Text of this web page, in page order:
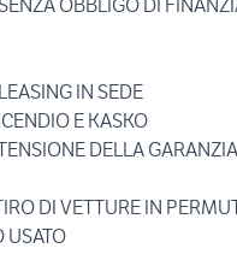
OBBLIGO DI
IN SEDE
E KASKO
DELLA
DI VETTURE IN
USATO